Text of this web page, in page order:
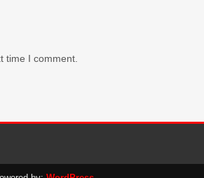
time I comment.